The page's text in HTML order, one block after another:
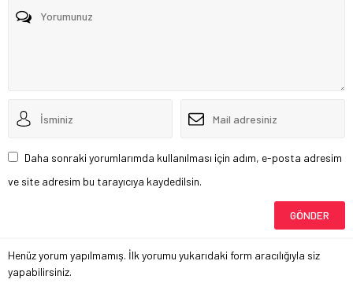
Daha sonraki yorumlarımda kullanılması için adım, e-posta adresim
ve site adresim bu tarayıcıya kaydedilsin.
Henüz yorum yapılmamış. İlk yorumu yukarıdaki form aracılığıyla siz
yapabilirsiniz.